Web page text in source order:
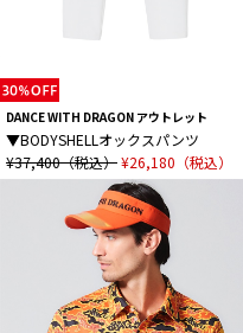
DANCE WITH DRAGON アウトレット
▼BODYSHELLオックスパンツ
¥37,400（税込）¥26,180（税込）